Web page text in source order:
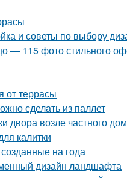
и советы по выбору
— 115 фото стильного
от террасы
сделать из паллет
двора возле частного
калитки
на года
дизайн ландшафта